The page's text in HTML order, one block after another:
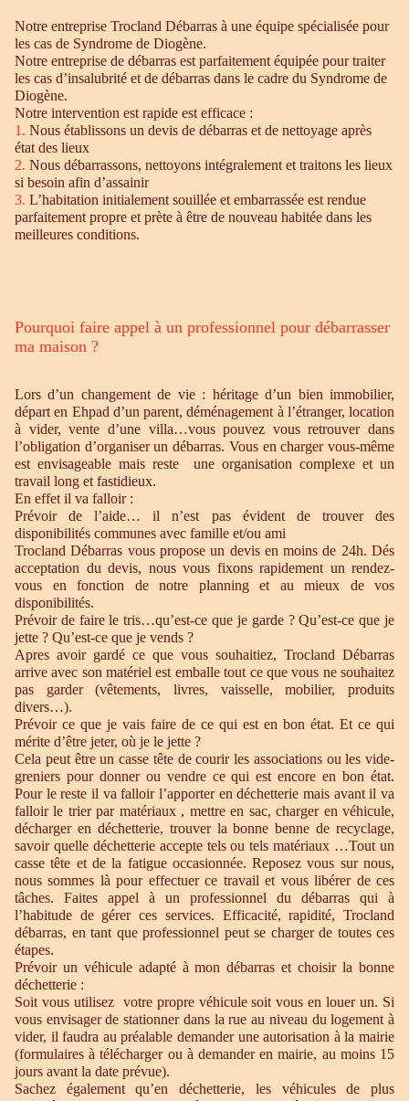
Notre entreprise Trocland Débarras à une équipe spécialisée pour
les cas de Syndrome de Diogène.
Notre entreprise de débarras est parfaitement équipée pour traiter
les cas d’insalubrité et de débarras dans le cadre du Syndrome de
Diogène.
Notre intervention est rapide est efficace :
1. Nous établissons un devis de débarras et de nettoyage après
état des lieux
2. Nous débarrassons, nettoyons intégralement et traitons les lieux
si besoin afin d’assainir
3. L’habitation initialement souillée et embarrassée est rendue
parfaitement propre et prète à être de nouveau habitée dans les
meilleures conditions.
Pourquoi faire appel à un professionnel pour débarrasser
ma maison ?
Lors d’un changement de vie : héritage d’un bien immobilier,
départ en Ehpad d’un parent, déménagement à l’étranger, location
à vider, vente d’une villa…vous pouvez vous retrouver dans
l’obligation d’organiser un débarras. Vous en charger vous-même
est envisageable mais reste une organisation complexe et un
travail long et fastidieux.
En effet il va falloir :
Prévoir de l’aide… il n’est pas évident de trouver des
disponibilités communes avec famille et/ou ami
Trocland Débarras vous propose un devis en moins de 24h. Dés
acceptation du devis, nous vous fixons rapidement un rendez-
vous en fonction de notre planning et au mieux de vos
disponibilités.
Prévoir de faire le tris…qu’est-ce que je garde ? Qu’est-ce que je
jette ? Qu’est-ce que je vends ?
Apres avoir gardé ce que vous souhaitiez, Trocland Débarras
arrive avec son matériel est emballe tout ce que vous ne souhaitez
pas garder (vêtements, livres, vaisselle, mobilier, produits
divers…).
Prévoir ce que je vais faire de ce qui est en bon état. Et ce qui
mérite d’être jeter, où je le jette ?
Cela peut être un casse tête de courir les associations ou les vide-
greniers pour donner ou vendre ce qui est encore en bon état.
Pour le reste il va falloir l’apporter en déchetterie mais avant il va
falloir le trier par matériaux , mettre en sac, charger en véhicule,
décharger en déchetterie, trouver la bonne benne de recyclage,
savoir quelle déchetterie accepte tels ou tels matériaux …Tout un
casse tête et de la fatigue occasionnée. Reposez vous sur nous,
nous sommes là pour effectuer ce travail et vous libérer de ces
tâches. Faites appel à un professionnel du débarras qui à
l’habitude de gérer ces services. Efficacité, rapidité, Trocland
débarras, en tant que professionnel peut se charger de toutes ces
étapes.
Prévoir un véhicule adapté à mon débarras et choisir la bonne
déchetterie :
Soit vous utilisez votre propre véhicule soit vous en louer un. Si
vous envisager de stationner dans la rue au niveau du logement à
vider, il faudra au préalable demander une autorisation à la mairie
(formulaires à télécharger ou à demander en mairie, au moins 15
jours avant la date prévue).
Sachez également qu’en déchetterie, les véhicules de plus